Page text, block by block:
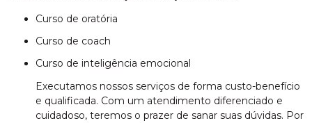
curso de oratória
curso de coach
curso de inteligência emocional
Executamos nossos serviços de forma custo-benefício
e qualificada. Com um atendimento diferenciado e
cuidadoso, teremos o prazer de sanar suas dúvidas. Por